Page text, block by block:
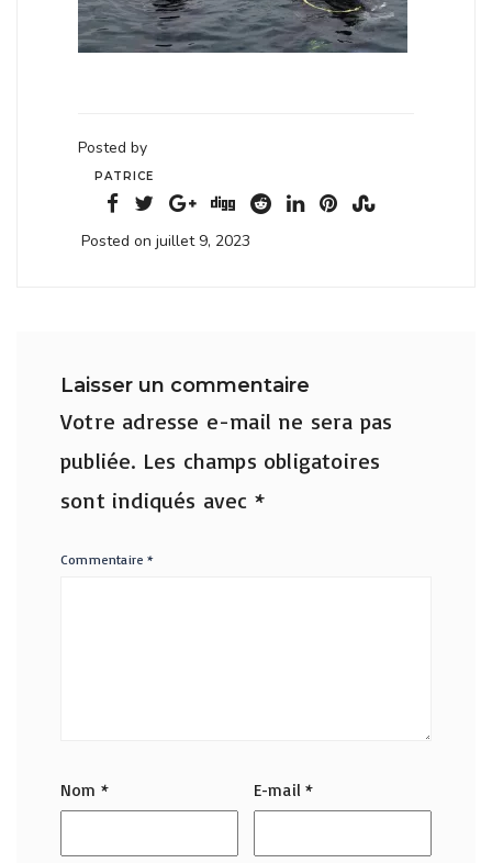
Posted by
PATRICE
Posted on juillet 9, 2023
Laisser un commentaire
Votre adresse e-mail ne sera pas
publiée. Les champs obligatoires
sont indiqués avec *
Commentaire*
Nom * E-mail*